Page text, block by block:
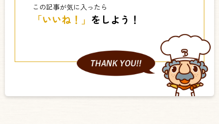
この記事が気に入ったら
「いいね！」 をしよう！